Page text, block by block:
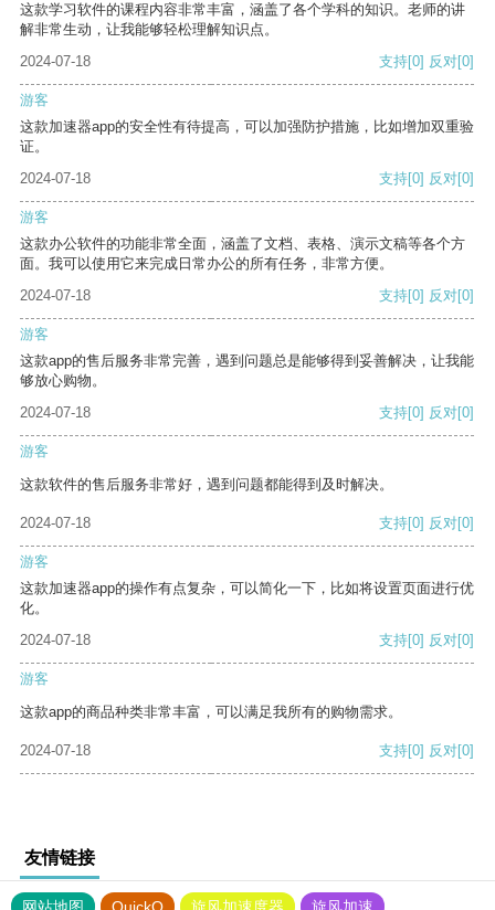
这款学习软件的课程内容非常丰富，涵盖了各个学科的知识。老师的讲
解非常生动，让我能够轻松理解知识点。
2024-07-18
支持[0] 反对[0]
游客
这款加速器app的安全性有待提高，可以加强防护措施，比如增加双重验
证。
2024-07-18
支持[0] 反对[0]
游客
这款办公软件的功能非常全面，涵盖了文档、表格、演示文稿等各个方
面。我可以使用它来完成日常办公的所有任务，非常方便。
2024-07-18
支持[0] 反对[0]
游客
这款app的售后服务非常完善，遇到问题总是能够得到妥善解决，让我能
够放心购物。
2024-07-18
支持[0] 反对[0]
游客
这款软件的售后服务非常好，遇到问题都能得到及时解决。
2024-07-18 支持[0] 反对[0]
游客
这款加速器app的操作有点复杂，可以简化一下，比如将设置页面进行优
化。
2024-07-18
支持[0] 反对[0]
游客
这款app的商品种类非常丰富，可以满足我所有的购物需求。
2024-07-18 支持[0] 反对[0]
友情链接